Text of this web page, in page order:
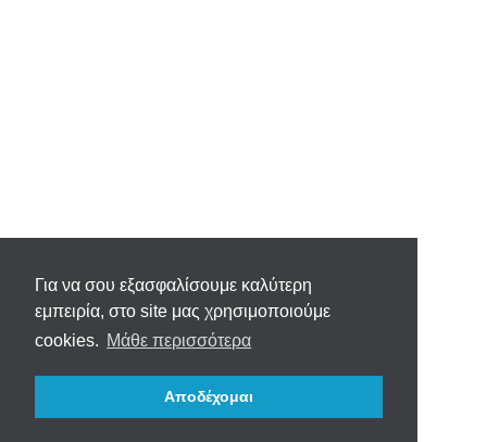
Για να σου εξασφαλίσουμε καλύτερη
εμπειρία, στο site μας χρησιμοποιούμε
cookies. Μάθε περισσότερα
Αποδέχομαι